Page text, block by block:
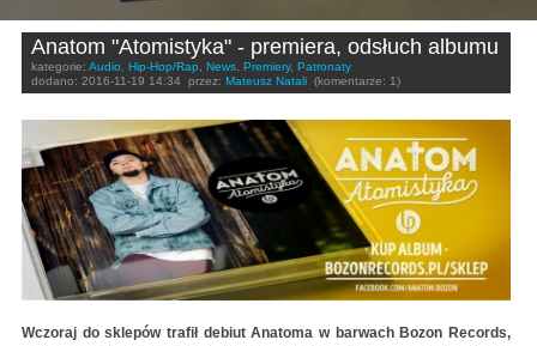
Anatom "Atomistyka" - premiera, odsłuch albumu
kategorie: Audio, Hip-Hop/Rap, News, Premiery, Patronaty
dodano: 2016-11-19 14:34 przez: Mateusz Natali (komentarze: 1)
Wczoraj do sklepów trafił debiut Anatoma w barwach Bozon Records,